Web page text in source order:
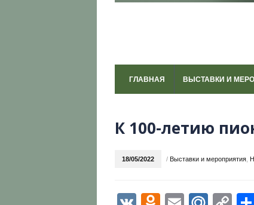
ГЛАВНАЯ ВЫСТАВКИ И
К 100-летию
18/05/2022 / Выставки и мероприятия